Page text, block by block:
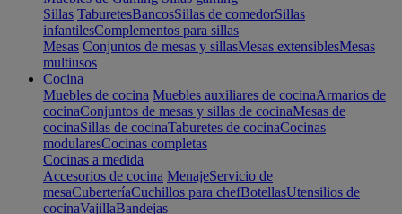
Sillas TaburetesBancosSillas de comedorSillas
infantilesComplementos para sillas
Mesas Conjuntos de mesas y sillasMesas extensiblesMesas
multiusos
Cocina
Muebles de cocina Muebles auxiliares de cocinaArmarios de
cocinaConjuntos de mesas y sillas de cocinaMesas de
cocinaSillas de cocinaTaburetes de cocinaCocinas
modularesCocinas completas
Cocinas a medida
Accesorios de cocina MenajeServicio de
mesaCuberteríaCuchillos para chefBotellasUtensilios de
cocinaVajillaBandejas